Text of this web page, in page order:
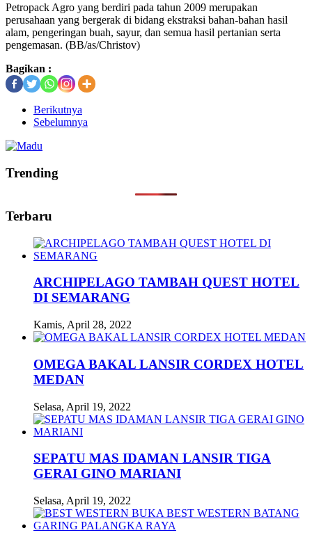
Petropack Agro yang berdiri pada tahun 2009 merupakan
perusahaan yang bergerak di bidang ekstraksi bahan-bahan hasil
alam, pengeringan buah, sayur, dan semua hasil pertanian serta
pengemasan. (BB/as/Christov)
Bagikan :
Berikutnya
Sebelumnya
Trending
Terbaru
ARCHIPELAGO TAMBAH QUEST HOTEL
DI SEMARANG
Kamis, April 28, 2022
OMEGA BAKAL LANSIR CORDEX HOTEL
MEDAN
Selasa, April 19, 2022
SEPATU MAS IDAMAN LANSIR TIGA
GERAI GINO MARIANI
Selasa, April 19, 2022